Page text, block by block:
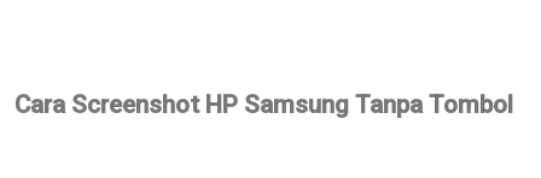
Cara Screenshot HP Samsung Tanpa Tombol